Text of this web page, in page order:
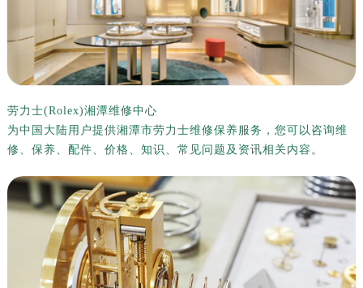
劳力士(Rolex)湘潭维修中心
为中国大陆用户提供湘潭市劳力士维修保养服务，您可以咨询维
修、保养、配件、价格、知识、常见问题及资讯相关内容。